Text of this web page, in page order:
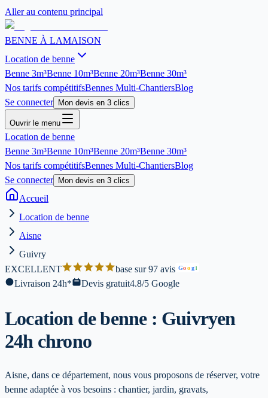
Aller au contenu principal
BENNE À LAMAISON
Location de benne
Benne 3m³Benne 10m³Benne 20m³Benne 30m³
Nos tarifs compétitifsBennes Multi-ChantiersBlog
Se connecter
Mon devis en 3 clics
Ouvrir le menu
Location de benne
Benne 3m³Benne 10m³Benne 20m³Benne 30m³
Nos tarifs compétitifsBennes Multi-ChantiersBlog
Se connecter
Mon devis en 3 clics
Accueil
Location de benne
Aisne
Guivry
EXCELLENT
base sur 97 avis Goog l
Livraison 24h* Devis gratuit4.8/5 Google
Location de benne : Guivryen
24h chrono
Aisne, dans ce département, nous vous proposons de réserver, votre
benne adaptée à vos besoins : chantier, jardin, gravats,